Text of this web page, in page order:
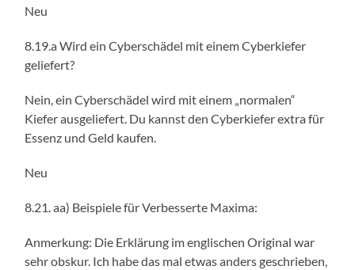
Neu
8.19.a Wird ein Cyberschädel mit einem Cyberkiefer
geliefert?
Nein, ein Cyberschädel wird mit einem „normalen“
Kiefer ausgeliefert. Du kannst den Cyberkiefer extra für
Essenz und Geld kaufen.
Neu
8.21. aa) Beispiele für Verbesserte Maxima:
Anmerkung: Die Erklärung im englischen Original war
sehr obskur. Ich habe das mal etwas anders geschrieben,